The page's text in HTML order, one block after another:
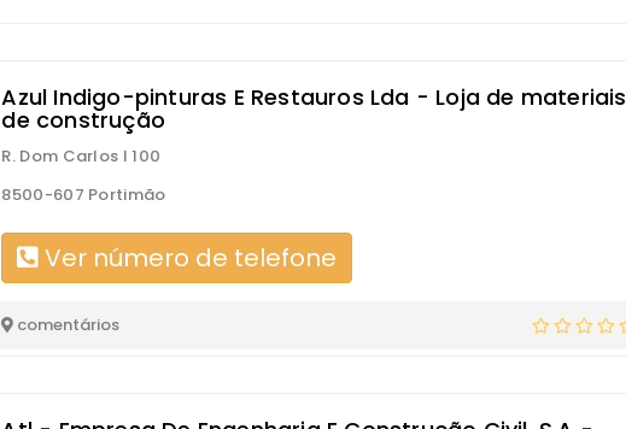
Azul Indigo-pinturas E Restauros Lda - Loja de materiais
de construção
R. Dom Carlos I 100
8500-607 Portimão
Ver número de telefone
comentários